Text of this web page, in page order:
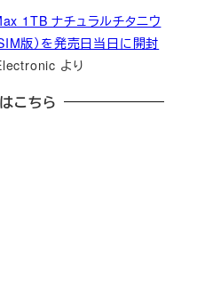
1TB ナチュラルチタニウ
版）を発売日当日に開封
より
こちら